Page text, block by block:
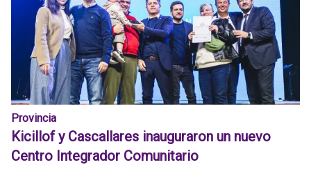
Provincia
Kicillof y Cascallares inauguraron un nuevo
Centro Integrador Comunitario